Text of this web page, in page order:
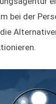
bei der